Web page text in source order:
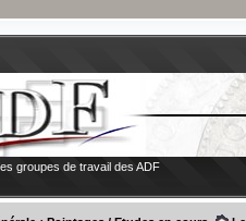
groupes de travail des ADF